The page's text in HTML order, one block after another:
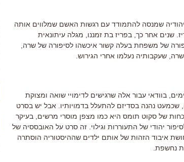
שמנסה להתמודד עם רגשות האשם שמלווים אותה
שנים אחר כך, בפריז בת זמננו, מגלה עיתונאית
של משפחת בעלה קשור איכשהו לסיפורה של שרה,
שעקבותיה נעלמו אחרי הגירוש.
בוודאי עבור אלה שרגישים לדימויי שואה ומצוקת
שכמעט נהנה בסדיזם להתעלל בדמויותיו. אבל יש בסרט
של סקוט תומס היא כמו מצפן מוסרי מרשים, בעיקר
יהודי של התעוררות וגילוי. זה סרט על האובססיה של
איבוד הזהות של אותם ילדים שההיסטוריה הוסתרה
נחשפת.